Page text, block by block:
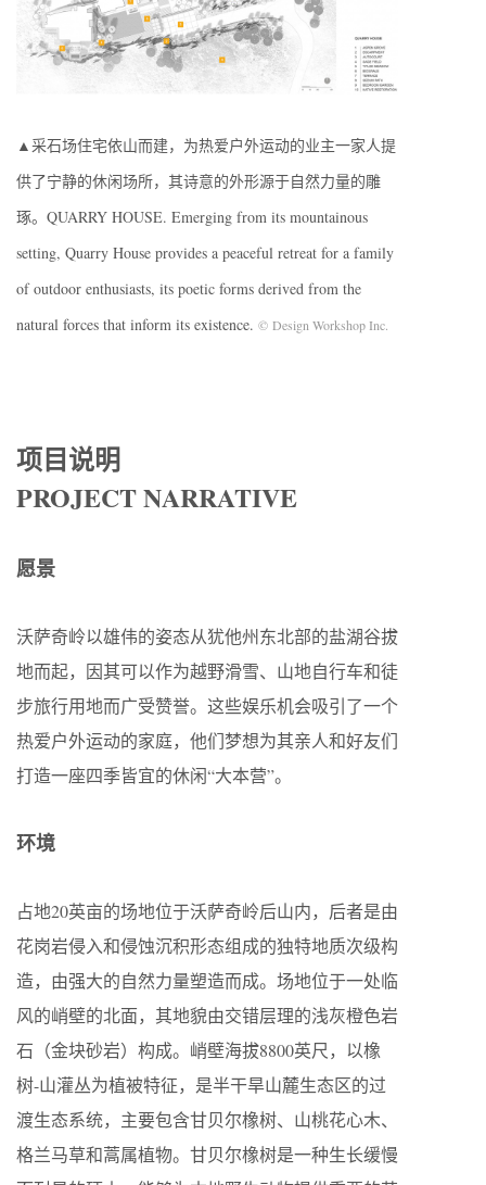
▲采石场住宅依山而建，为热爱户外运动的业主一家人提
供了宁静的休闲场所，其诗意的外形源于自然力量的雕
琢。QUARRY HOUSE. Emerging from its mountainous
setting, Quarry House provides a peaceful retreat for a family
of outdoor enthusiasts, its poetic forms derived from the
natural forces that inform its existence. © Design Workshop Inc.
项目说明
PROJECT NARRATIVE
愿景
沃萨奇岭以雄伟的姿态从犹他州东北部的盐湖谷拔
地而起，因其可以作为越野滑雪、山地自行车和徒
步旅行用地而广受赞誉。这些娱乐机会吸引了一个
热爱户外运动的家庭，他们梦想为其亲人和好友们
打造一座四季皆宜的休闲“大本营”。
环境
占地20英亩的场地位于沃萨奇岭后山内，后者是由
花岗岩侵入和侵蚀沉积形态组成的独特地质次级构
造，由强大的自然力量塑造而成。场地位于一处临
风的峭壁的北面，其地貌由交错层理的浅灰橙色岩
石（金块砂岩）构成。峭壁海拔8800英尺，以橡
树-山灌丛为植被特征，是半干旱山麓生态区的过
渡生态系统，主要包含甘贝尔橡树、山桃花心木、
格兰马草和蒿属植物。甘贝尔橡树是一种生长缓慢